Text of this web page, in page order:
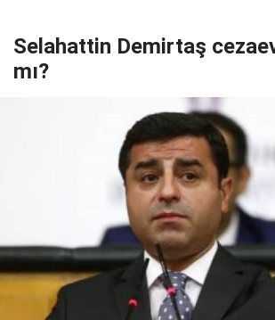
Selahattin Demirtaş
mı?